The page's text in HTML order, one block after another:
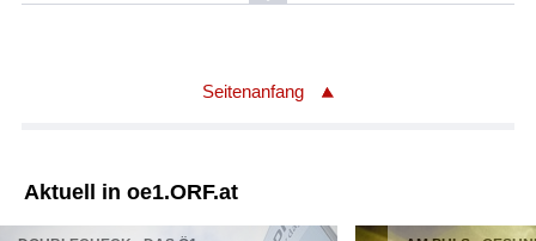
Komponist/Komponistin: Amilcare Ponchielli /1834-1886
Orchester: Orchester der Römischen Oper
Komponist/Komponistin: Edward Elgar /1857-1934
Seitenanfang
Aktuell in oe1.ORF.at